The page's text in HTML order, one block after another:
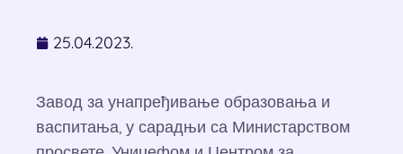
25.04.2023.
Завод за унапређивање образовања и
васпитања, у сарадњи са Министарством